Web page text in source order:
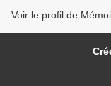
Voir le profil de